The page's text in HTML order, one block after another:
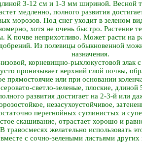
3-12 см и 1-3 мм шириной. Весной
медленно, полного развития
морозов. Под снег уходит в зеленом
хотя не очень быстро. Растение
К почве неприхотливо. Может расти на
Из полевицы обыкновенной
назначения.
корневищно-рыхлокустовой злак
пронизывает верхний слой почвы,
прямостоячие или при основании
светло-зеленые, плоские,
развития достигает на 2-3-й или
незасухоустойчивое,
перегнойных суглинистых и
скашивание, отрастает хорошо и
травосмесях желательно использовать
с сочно-зелеными листьями